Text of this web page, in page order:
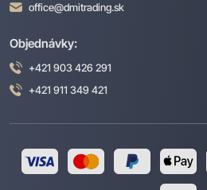
office@dmitrading.sk
Objednávky:
+421 903 426 291
+421 911 349 421